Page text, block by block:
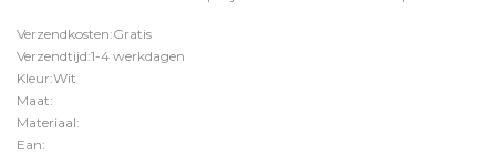
Verzendkosten:Gratis
Verzendtijd:1-4 werkdagen
Kleur:Wit
Maat:
Materiaal:
Ean: